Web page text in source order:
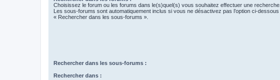
Choisissez le forum ou les forums dans le(s)quel(s) vous souhaitez effectuer une recherche.
Les sous-forums sont automatiquement inclus si vous ne désactivez pas l’option ci-dessous
« Rechercher dans les sous-forums ».
Rechercher dans les sous-forums :
Rechercher dans :